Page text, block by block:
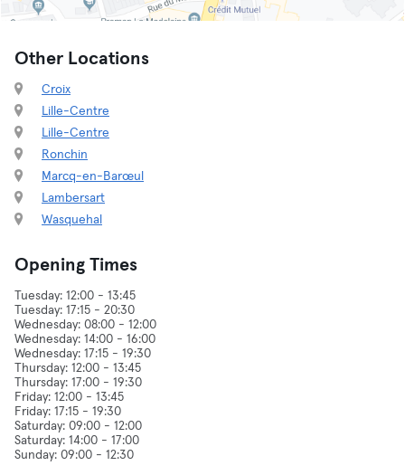
Other Locations
Croix
Lille-Centre
Lille-Centre
Ronchin
Marcq-en-Barœul
Lambersart
Wasquehal
Opening Times
Tuesday: 12:00 - 13:45
Tuesday: 17:15 - 20:30
Wednesday: 08:00 - 12:00
Wednesday: 14:00 - 16:00
Wednesday: 17:15 - 19:30
Thursday: 12:00 - 13:45
Thursday: 17:00 - 19:30
Friday: 12:00 - 13:45
Friday: 17:15 - 19:30
Saturday: 09:00 - 12:00
Saturday: 14:00 - 17:00